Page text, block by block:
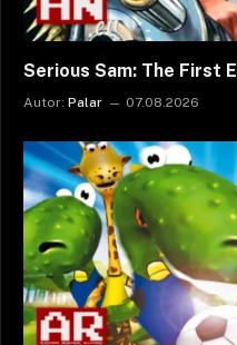
Serious Sam: The First
Autor: Palar 07.08.2026